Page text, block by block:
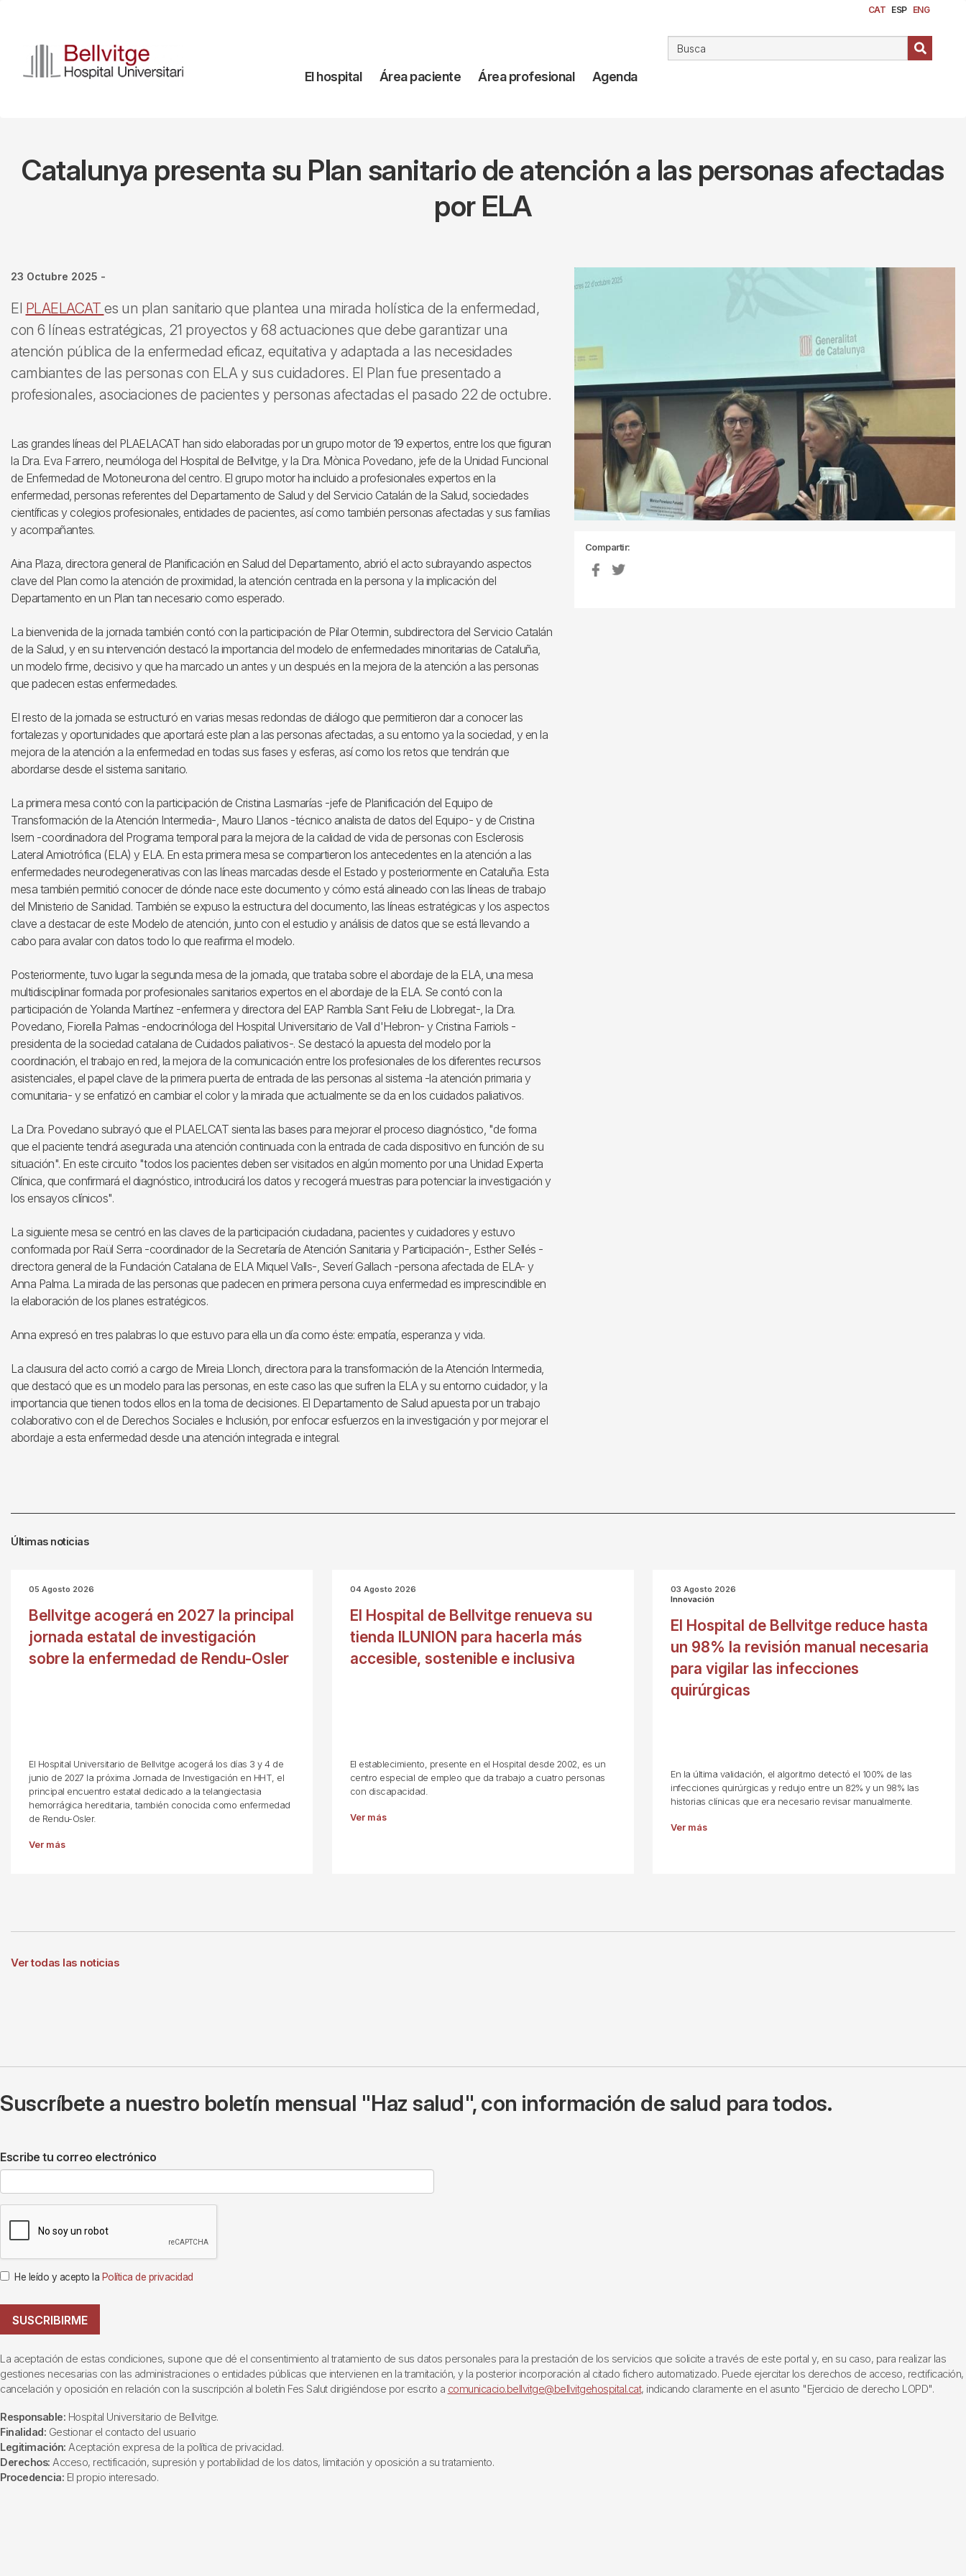
contenido
principal
CAT ESP ENG
Navegación
El hospital Área paciente Área profesional Agenda
Catalunya presenta su Plan sanitario de atención a las personas afectadas
por ELA
23 Octubre 2025 -
El PLAELACAT es un plan sanitario que plantea una mirada holística de la enfermedad,
con 6 líneas estratégicas, 21 proyectos y 68 actuaciones que debe garantizar una
atención pública de la enfermedad eficaz, equitativa y adaptada a las necesidades
cambiantes de las personas con ELA y sus cuidadores. El Plan fue presentado a
profesionales, asociaciones de pacientes y personas afectadas el pasado 22 de octubre.
Las grandes líneas del PLAELACAT han sido elaboradas por un grupo motor de 19 expertos, entre los que figuran
la Dra. Eva Farrero, neumóloga del Hospital de Bellvitge, y la Dra. Mònica Povedano, jefe de la Unidad Funcional
de Enfermedad de Motoneurona del centro. El grupo motor ha incluido a profesionales expertos en la
enfermedad, personas referentes del Departamento de Salud y del Servicio Catalán de la Salud, sociedades
científicas y colegios profesionales, entidades de pacientes, así como también personas afectadas y sus familias
y acompañantes.
Aina Plaza, directora general de Planificación en Salud del Departamento, abrió el acto subrayando aspectos
clave del Plan como la atención de proximidad, la atención centrada en la persona y la implicación del
Departamento en un Plan tan necesario como esperado.
La bienvenida de la jornada también contó con la participación de Pilar Otermin, subdirectora del Servicio Catalán
de la Salud, y en su intervención destacó la importancia del modelo de enfermedades minoritarias de Cataluña,
un modelo firme, decisivo y que ha marcado un antes y un después en la mejora de la atención a las personas
que padecen estas enfermedades.
El resto de la jornada se estructuró en varias mesas redondas de diálogo que permitieron dar a conocer las
fortalezas y oportunidades que aportará este plan a las personas afectadas, a su entorno ya la sociedad, y en la
mejora de la atención a la enfermedad en todas sus fases y esferas, así como los retos que tendrán que
abordarse desde el sistema sanitario.
La primera mesa contó con la participación de Cristina Lasmarías -jefe de Planificación del Equipo de
Transformación de la Atención Intermedia-, Mauro Llanos -técnico analista de datos del Equipo- y de Cristina
Isern -coordinadora del Programa temporal para la mejora de la calidad de vida de personas con Esclerosis
Lateral Amiotrófica (ELA) y ELA. En esta primera mesa se compartieron los antecedentes en la atención a las
enfermedades neurodegenerativas con las líneas marcadas desde el Estado y posteriormente en Cataluña. Esta
mesa también permitió conocer de dónde nace este documento y cómo está alineado con las líneas de trabajo
del Ministerio de Sanidad. También se expuso la estructura del documento, las líneas estratégicas y los aspectos
clave a destacar de este Modelo de atención, junto con el estudio y análisis de datos que se está llevando a
cabo para avalar con datos todo lo que reafirma el modelo.
Posteriormente, tuvo lugar la segunda mesa de la jornada, que trataba sobre el abordaje de la ELA, una mesa
multidisciplinar formada por profesionales sanitarios expertos en el abordaje de la ELA. Se contó con la
participación de Yolanda Martínez -enfermera y directora del EAP Rambla Sant Feliu de Llobregat-, la Dra.
Povedano, Fiorella Palmas -endocrinóloga del Hospital Universitario de Vall d'Hebron- y Cristina Farriols -
presidenta de la sociedad catalana de Cuidados paliativos-. Se destacó la apuesta del modelo por la
coordinación, el trabajo en red, la mejora de la comunicación entre los profesionales de los diferentes recursos
asistenciales, el papel clave de la primera puerta de entrada de las personas al sistema -la atención primaria y
comunitaria- y se enfatizó en cambiar el color y la mirada que actualmente se da en los cuidados paliativos.
La Dra. Povedano subrayó que el PLAELCAT sienta las bases para mejorar el proceso diagnóstico, "de forma
que el paciente tendrá asegurada una atención continuada con la entrada de cada dispositivo en función de su
situación". En este circuito "todos los pacientes deben ser visitados en algún momento por una Unidad Experta
Clínica, que confirmará el diagnóstico, introducirá los datos y recogerá muestras para potenciar la investigación y
los ensayos clínicos".
La siguiente mesa se centró en las claves de la participación ciudadana, pacientes y cuidadores y estuvo
conformada por Raül Serra -coordinador de la Secretaría de Atención Sanitaria y Participación-, Esther Sellés -
directora general de la Fundación Catalana de ELA Miquel Valls-, Severí Gallach -persona afectada de ELA- y
Anna Palma. La mirada de las personas que padecen en primera persona cuya enfermedad es imprescindible en
la elaboración de los planes estratégicos.
Anna expresó en tres palabras lo que estuvo para ella un día como éste: empatía, esperanza y vida.
La clausura del acto corrió a cargo de Mireia Llonch, directora para la transformación de la Atención Intermedia,
que destacó que es un modelo para las personas, en este caso las que sufren la ELA y su entorno cuidador, y la
importancia que tienen todos ellos en la toma de decisiones. El Departamento de Salud apuesta por un trabajo
colaborativo con el de Derechos Sociales e Inclusión, por enfocar esfuerzos en la investigación y por mejorar el
abordaje a esta enfermedad desde una atención integrada e integral.
Compartir:
Últimas noticias
05 Agosto 2026
Bellvitge acogerá en 2027 la principal
jornada estatal de investigación
sobre la enfermedad de Rendu-Osler
El Hospital Universitario de Bellvitge acogerá los días 3 y 4 de
junio de 2027 la próxima Jornada de Investigación en HHT, el
principal encuentro estatal dedicado a la telangiectasia
hemorrágica hereditaria, también conocida como enfermedad
de Rendu-Osler.
Ver más
04 Agosto 2026
El Hospital de Bellvitge renueva su
tienda ILUNION para hacerla más
accesible, sostenible e inclusiva
El establecimiento, presente en el Hospital desde 2002, es un
centro especial de empleo que da trabajo a cuatro personas
con discapacidad.
Ver más
03 Agosto 2026
Innovación
El Hospital de Bellvitge reduce hasta
un 98% la revisión manual necesaria
para vigilar las infecciones
quirúrgicas
En la última validación, el algoritmo detectó el 100% de las
infecciones quirúrgicas y redujo entre un 82% y un 98% las
historias clínicas que era necesario revisar manualmente.
Ver más
Ver todas las noticias
Suscríbete a nuestro boletín mensual "Haz salud", con información de salud para todos.
Escribe tu correo electrónico
He leído y acepto la Política de privacidad
SUSCRIBIRME
La aceptación de estas condiciones, supone que dé el consentimiento al tratamiento de sus datos personales para la prestación de los servicios que solicite a través de este portal y, en su caso, para realizar las
gestiones necesarias con las administraciones o entidades públicas que intervienen en la tramitación, y la posterior incorporación al citado fichero automatizado. Puede ejercitar los derechos de acceso, rectificación,
cancelación y oposición en relación con la suscripción al boletín Fes Salut dirigiéndose por escrito a comunicacio.bellvitge@bellvitgehospital.cat, indicando claramente en el asunto "Ejercicio de derecho LOPD".
Responsable: Hospital Universitario de Bellvitge.
Finalidad: Gestionar el contacto del usuario
Legitimación: Aceptación expresa de la política de privacidad.
Derechos: Acceso, rectificación, supresión y portabilidad de los datos, limitación y oposición a su tratamiento.
Procedencia: El propio interesado.